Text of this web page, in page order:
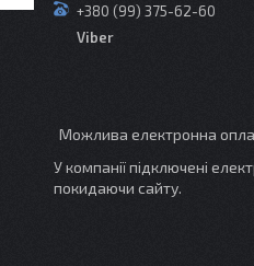
+380 (99) 375-62-60
Viber
У компанії підключені
покидаючи сайту.